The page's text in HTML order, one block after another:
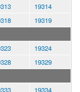
19314
19319
19324
19329
19334